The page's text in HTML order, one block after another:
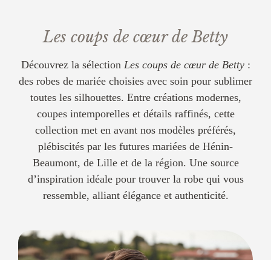
Les coups de cœur de Betty
Découvrez la sélection Les coups de cœur de Betty:
des robes de mariée choisies avec soin pour sublimer
toutes les silhouettes. Entre créations modernes,
coupes intemporelles et détails raffinés, cette
collection met en avant nos modèles préférés,
plébiscités par les futures mariées de Hénin-
Beaumont, de Lille et de la région. Une source
d’inspiration idéale pour trouver la robe qui vous
ressemble, alliant élégance et authenticité.